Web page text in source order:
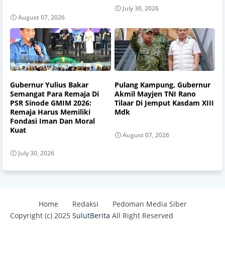
August 07, 2026
July 30, 2026
Gubernur Yulius Bakar
Semangat Para Remaja Di
PSR Sinode GMIM 2026:
Remaja Harus Memiliki
Fondasi Iman Dan Moral
Kuat
July 30, 2026
Pulang Kampung, Gubernur
Akmil Mayjen TNI Rano
Tilaar Di Jemput Kasdam XIII
Mdk
August 07, 2026
Home Redaksi
Pedoman Media Siber
Copyright (c) 2025 SulutBerita All Right Reserved